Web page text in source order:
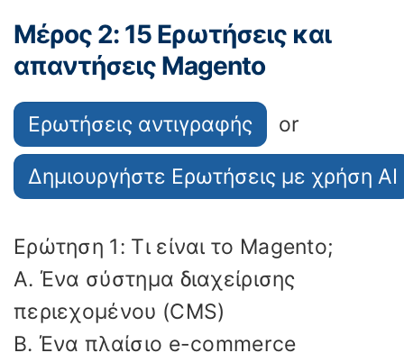
Μέρος 2: 15 Ερωτήσεις και
απαντήσεις Magento
Ερωτήσεις αντιγραφής or
Δημιουργήστε Ερωτήσεις με χρήση AI
Ερώτηση 1: Τι είναι το Magento;
Α. Ένα σύστημα διαχείρισης
περιεχομένου (CMS)
Β. Ένα πλαίσιο e-commerce